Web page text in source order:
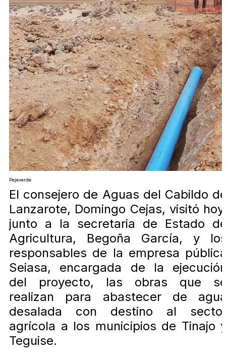
Pejeverde
El consejero de Aguas del Cabildo
Lanzarote, Domingo Cejas, visitó
junto a la secretaria de Estado
Agricultura, Begoña García, y
responsables de la empresa
Seiasa, encargada de la
del proyecto, las obras que
realizan para abastecer de
desalada con destino al
agrícola a los municipios de Tinajo
Teguise.